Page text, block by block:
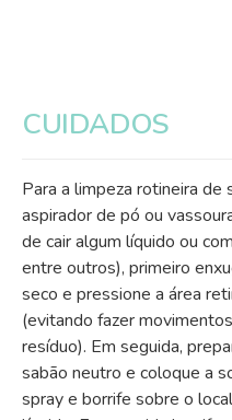
CUIDADOS
Para a limpeza rotineira
aspirador de pó ou
de cair algum líquido ou
entre outros), primeiro
seco e pressione a área
(evitando fazer
resíduo). Em seguida,
sabão neutro e coloque a
spray e borrife sobre o